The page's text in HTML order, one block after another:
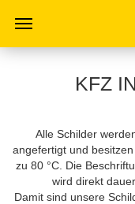
KFZ
Alle Schilder
angefertigt und
zu 80 °C. Die
wird direkt
Damit sind unsere